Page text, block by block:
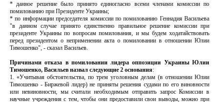
* данное решение было принято единогласно всеми членами комиссии по
помилованию при Президенте Украины;
* по информации председателя комиссии по помилованию Геннадия Васильева
"в данном случае принято единственно правильное решение комиссии при
президенте Украины по вопросам помилования, и мы будем ходатайствовать
перед президентом о неприменении акта о помиловании в отношении Юлии
Тимошенко", - сказал Васильев.
Причинами отказа в помиловании лидера оппозиции Украины Юлии
Тимошенко, Васильев назвал следующие 2 основания:
1. «Учитывая обстоятельства, по трем уголовным делам (в отношении Юлии
Тимошенко - Биржевой лидер) не приняты решения судами по его виновности
или невиновности, мы считали необходимым отправить запрос Комиссии в
научные учреждения с тем, чтобы они предоставили свои выводы, можно при